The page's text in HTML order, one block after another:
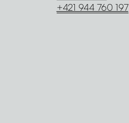
+421 944 760 197